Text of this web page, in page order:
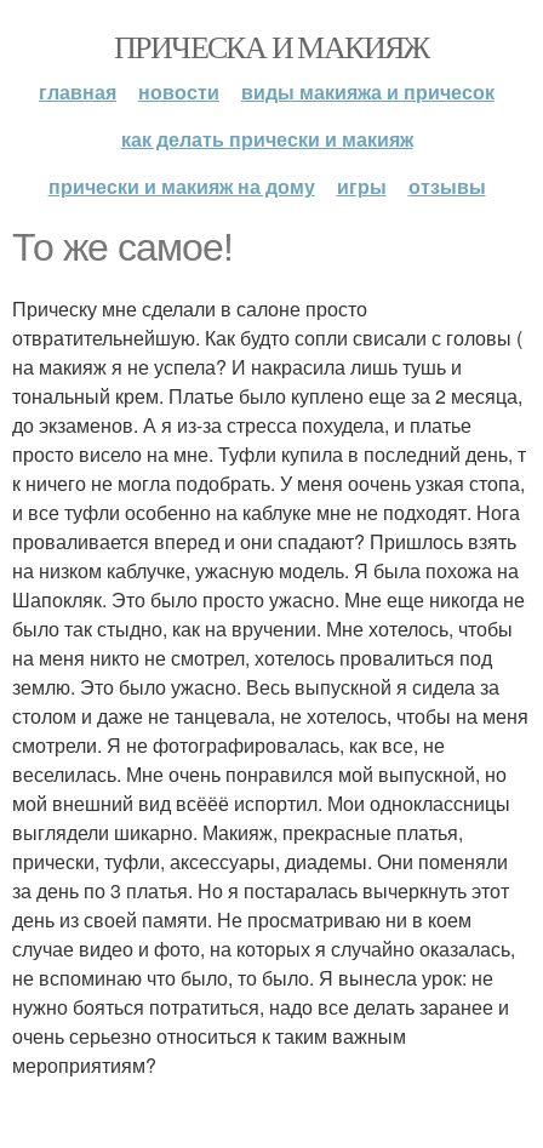
ПРИЧЕСКА И МАКИЯЖ
главная новости
виды макияжа и причесок
как делать прически и макияж
прически и макияж на дому
игры отзывы
То же самое!
Прическу мне сделали в салоне просто
отвратительнейшую. Как будто сопли свисали с головы (
на макияж я не успела? И накрасила лишь тушь и
тональный крем. Платье было куплено еще за 2 месяца,
до экзаменов. А я из-за стресса похудела, и платье
просто висело на мне. Туфли купила в последний день, т
к ничего не могла подобрать. У меня оочень узкая стопа,
и все туфли особенно на каблуке мне не подходят. Нога
проваливается вперед и они спадают? Пришлось взять
на низком каблучке, ужасную модель. Я была похожа на
Шапокляк. Это было просто ужасно. Мне еще никогда не
было так стыдно, как на вручении. Мне хотелось, чтобы
на меня никто не смотрел, хотелось провалиться под
землю. Это было ужасно. Весь выпускной я сидела за
столом и даже не танцевала, не хотелось, чтобы на меня
смотрели. Я не фотографировалась, как все, не
веселилась. Мне очень понравился мой выпускной, но
мой внешний вид всёёё испортил. Мои одноклассницы
выглядели шикарно. Макияж, прекрасные платья,
прически, туфли, аксессуары, диадемы. Они поменяли
за день по 3 платья. Но я постаралась вычеркнуть этот
день из своей памяти. Не просматриваю ни в коем
случае видео и фото, на которых я случайно оказалась,
не вспоминаю что было, то было. Я вынесла урок: не
нужно бояться потратиться, надо все делать заранее и
очень серьезно относиться к таким важным
мероприятиям?